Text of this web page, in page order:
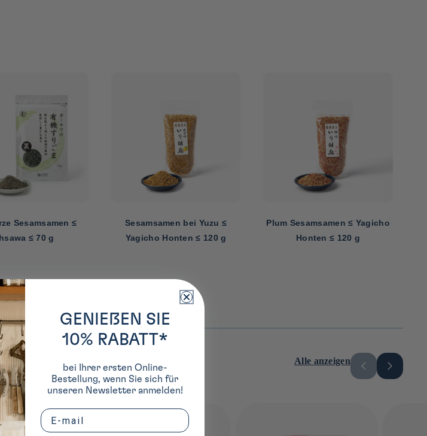
Sesamsamen ≤
≤ 70 g
Sesamsamen bei Yuzu ≤
Yagicho Honten ≤ 120 g
Plum Sesamsamen ≤ Yagicho
Honten ≤ 120 g
Alle anzeigen
GENIEßEN SIE
10% RABATT*
bei Ihrer ersten Online-
Bestellung, wenn Sie sich für
unseren Newsletter anmelden!
Email